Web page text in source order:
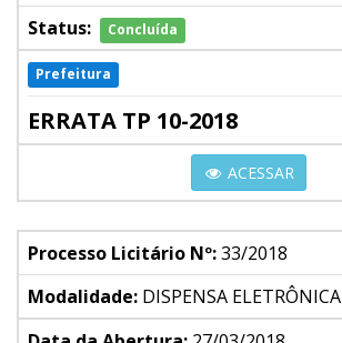
Status:
Concluída
Prefeitura
ERRATA TP 10-2018
ACESSAR
Processo Licitário Nº:33/2018
Modalidade: DISPENSA ELETRÔNICA